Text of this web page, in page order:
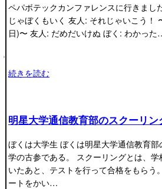
ペパボテックカンファレンスに行きまし
じゃぼくもいく 友人: それじゃいこう！
日)〜 友人: だめだいけぬ ぼく: わかっ
続きを読む
明星大学通信教育部のスクーリ
ぼくは大学生 ぼくは明星大学通信教育
学の古参である。 スクーリングとは、
いたあと、テストを行って合格をもらう
ートをかい…